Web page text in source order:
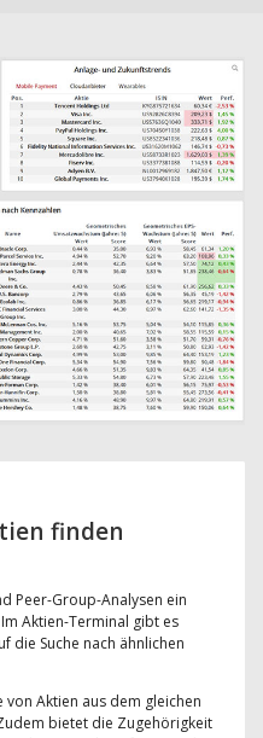
finden
Peer-Group-Analysen ein
Aktien-Terminal gibt es
die Suche nach ähnlichen
von Aktien aus dem gleichen
bietet die Zugehörigkeit